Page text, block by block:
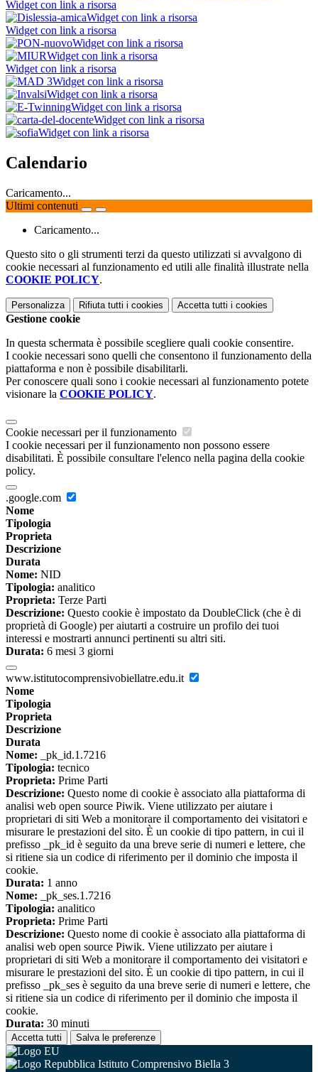
Widget con link a risorsa
Widget con link a risorsa
Widget con link a risorsa
Widget con link a risorsa
Widget con link a risorsa
Widget con link a risorsa
Widget con link a risorsa
Widget con link a risorsa
Widget con link a risorsa
Widget con link a risorsa
Widget con link a risorsa
Calendario
Caricamento...
Ultimi contenuti
Caricamento...
Questo sito o gli strumenti terzi da questo utilizzati si avvalgono di
cookie necessari al funzionamento ed utili alle finalità illustrate nella
COOKIE POLICY.
Personalizza Rifiuta tutti i cookies Accetta tutti i cookies
Gestione cookie
In questa schermata è possibile scegliere quali cookie consentire.
I cookie necessari sono quelli che consentono il funzionamento della
piattaforma e non è possibile disabilitarli.
Per conoscere quali sono i cookie necessari al funzionamento potete
visionare la COOKIE POLICY.
Cookie necessari per il funzionamento
I cookie necessari per il funzionamento non possono essere
disabilitati. È possibile consultare l'elenco nella pagina della cookie
policy.
.google.com
Nome
Tipologia
Proprieta
Descrizione
Durata
Nome: NID
Tipologia: analitico
Proprieta: Terze Parti
Descrizione: Questo cookie è impostato da DoubleClick (che è di
proprietà di Google) per aiutarti a costruire un profilo dei tuoi
interessi e mostrarti annunci pertinenti su altri siti.
Durata: 6 mesi 3 giorni
www.istitutocomprensivobiellatre.edu.it
Nome
Tipologia
Proprieta
Descrizione
Durata
Nome: _pk_id.1.7216
Tipologia: tecnico
Proprieta: Prime Parti
Descrizione: Questo nome di cookie è associato alla piattaforma di
analisi web open source Piwik. Viene utilizzato per aiutare i
proprietari di siti Web a monitorare il comportamento dei visitatori e
misurare le prestazioni del sito. È un cookie di tipo pattern, in cui il
prefisso _pk_id è seguito da una breve serie di numeri e lettere, che
si ritiene sia un codice di riferimento per il dominio che imposta il
cookie.
Durata: 1 anno
Nome: _pk_ses.1.7216
Tipologia: analitico
Proprieta: Prime Parti
Descrizione: Questo nome di cookie è associato alla piattaforma di
analisi web open source Piwik. Viene utilizzato per aiutare i
proprietari di siti Web a monitorare il comportamento dei visitatori e
misurare le prestazioni del sito. È un cookie di tipo pattern, in cui il
prefisso _pk_ses è seguito da una breve serie di numeri e lettere, che
si ritiene sia un codice di riferimento per il dominio che imposta il
cookie.
Durata: 30 minuti
Accetta tutti Salva le preferenze
Istituto Comprensivo Biella 3